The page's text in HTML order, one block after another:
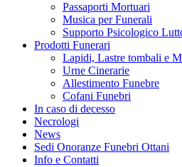
Passaporti Mortuari
Musica per Funerali
Supporto Psicologico
Prodotti Funerari
Lapidi, Lastre tombali e
Urne Cinerarie
Allestimento Funebre
Cofani Funebri
In caso di decesso
Necrologi
News
Sedi Onoranze Funebri Ottani
Info e Contatti